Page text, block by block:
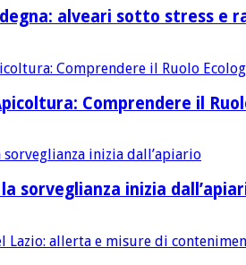
alveari sotto stress e
Comprendere il
sorveglianza inizia